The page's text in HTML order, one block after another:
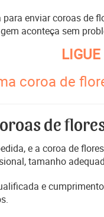
enviar coroas de
aconteça sem
coroa de
de
e a coroa de
tamanho
e